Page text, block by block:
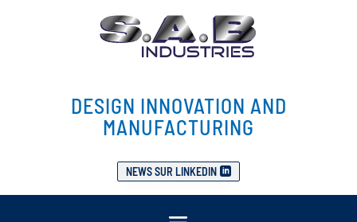
DESIGN INNOVATION AND
MANUFACTURING
NEWS SUR LINKEDIN